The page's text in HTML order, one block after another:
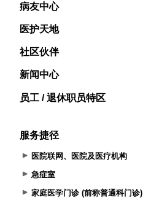
病友中心
医护天地
社区伙伴
新闻中心
员工 / 退休职员特区
服务捷径
医院联网、医院及医疗机构
急症室
家庭医学门诊 (前称普通科门诊)